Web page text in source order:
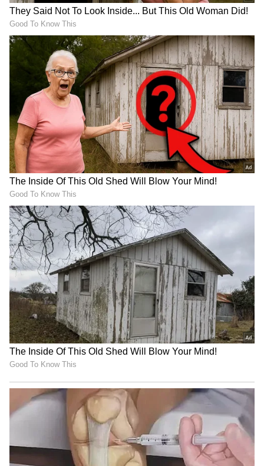
బ్రౌన్ రైస్ లో ఫైబర్ పుష్కలంగా ఉంటుంది. ఆరోగ్యకరమైన
జీర్ణక్రియను ప్రోత్సహిస్తుంది. బరువు నిర్వహణలో
సహాయపడుతుంది. ఇందులోని ఫైబర్ రక్తంలో చక్కెర
స్థాయిలను నియంత్రించడంలో సహాయపడుతుంది, ఇది
మధుమేహ వ్యాధిగ్రస్తులకు మంచి ఎంపిక.
పోషకాలు:
బ్రౌన్ రైస్ మెగ్నీషియం, సెలీనియం, మెగ్నీషియం, బి
విటమిన్లు వంటి అవసరమైన పోషకాలతో నిండి ఉంటుంది.
అందువల్ల ఇది మొత్తం ఆరోగ్యానికి దోహదం చేస్తుంది,
ఎముకల పెరుగుదలకు, రోగనిరోధక పనితీరుకు , శక్తి
జీవక్రియకు మద్దతు ఇస్తుంది.
Almonds: ఉద‌యం టిఫిన్
చేయ‌డానికి స‌మ‌యం ఉండ‌డం
లేదా.? ఇవి తింటే చాలు
Eggs: కోడి గుడ్లను ఫ్రిజ్ లో
పెడుతున్నారా? ఈ విషయం
తెలుసుకోవాల్సిందే
LATEST VIDEOS
దేవరపల్లిలో అడుగుపెట్టిన జగన్ భారీగా
తరలి వచ్చిన ఫ్యాన్స్ | YS Jagan East
Godavari Tour Devarapalli
ఇంత హుషారు ఏంటి భయ్యా ఎలా
కొట్టేసుకుంటున్నాడో చూడండి | Hushar
Pittalu Movie Press Meet | Actor
Bhanu